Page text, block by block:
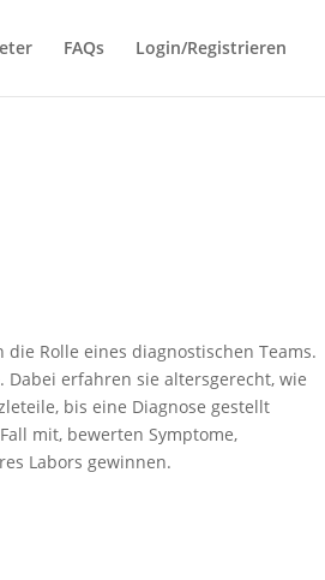
FAQs Login/Registrieren
Rolle eines diagnostischen Teams.
erfahren sie altersgerecht, wie
bis eine Diagnose gestellt
mit, bewerten Symptome,
Labors gewinnen.